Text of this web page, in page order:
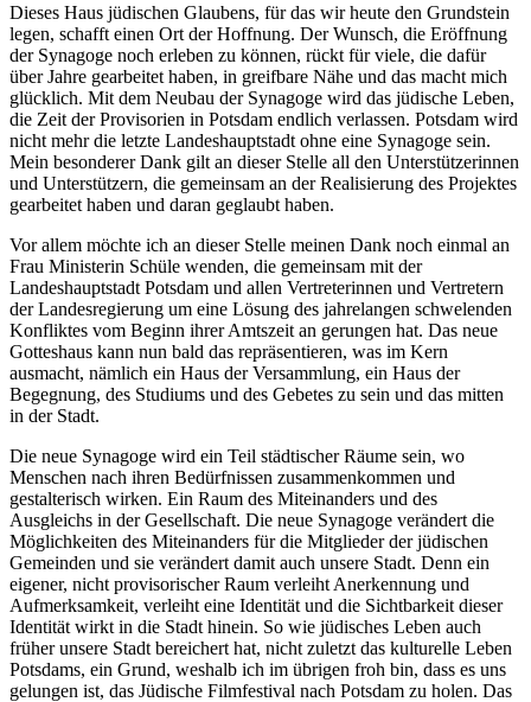
Dieses Haus jüdischen Glaubens, für das wir heute den Grundstein
legen, schafft einen Ort der Hoffnung. Der Wunsch, die Eröffnung
der Synagoge noch erleben zu können, rückt für viele, die dafür
über Jahre gearbeitet haben, in greifbare Nähe und das macht mich
glücklich. Mit dem Neubau der Synagoge wird das jüdische Leben,
die Zeit der Provisorien in Potsdam endlich verlassen. Potsdam wird
nicht mehr die letzte Landeshauptstadt ohne eine Synagoge sein.
Mein besonderer Dank gilt an dieser Stelle all den Unterstützerinnen
und Unterstützern, die gemeinsam an der Realisierung des Projektes
gearbeitet haben und daran geglaubt haben.
Vor allem möchte ich an dieser Stelle meinen Dank noch einmal an
Frau Ministerin Schüle wenden, die gemeinsam mit der
Landeshauptstadt Potsdam und allen Vertreterinnen und Vertretern
der Landesregierung um eine Lösung des jahrelangen schwelenden
Konfliktes vom Beginn ihrer Amtszeit an gerungen hat. Das neue
Gotteshaus kann nun bald das repräsentieren, was im Kern
ausmacht, nämlich ein Haus der Versammlung, ein Haus der
Begegnung, des Studiums und des Gebetes zu sein und das mitten
in der Stadt.
Die neue Synagoge wird ein Teil städtischer Räume sein, wo
Menschen nach ihren Bedürfnissen zusammenkommen und
gestalterisch wirken. Ein Raum des Miteinanders und des
Ausgleichs in der Gesellschaft. Die neue Synagoge verändert die
Möglichkeiten des Miteinanders für die Mitglieder der jüdischen
Gemeinden und sie verändert damit auch unsere Stadt. Denn ein
eigener, nicht provisorischer Raum verleiht Anerkennung und
Aufmerksamkeit, verleiht eine Identität und die Sichtbarkeit dieser
Identität wirkt in die Stadt hinein. So wie jüdisches Leben auch
früher unsere Stadt bereichert hat, nicht zuletzt das kulturelle Leben
Potsdams, ein Grund, weshalb ich im übrigen froh bin, dass es uns
gelungen ist, das Jüdische Filmfestival nach Potsdam zu holen. Das